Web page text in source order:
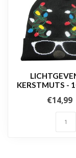
KERSTMUTS -
€14,99